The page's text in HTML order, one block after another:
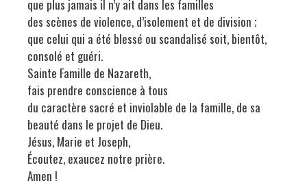
que plus jamais il n’y ait dans les familles
des scènes de violence, d’isolement et de division ;
que celui qui a été blessé ou scandalisé soit, bientôt,
consolé et guéri.
Sainte Famille de Nazareth,
fais prendre conscience à tous
du caractère sacré et inviolable de la famille, de sa
beauté dans le projet de Dieu.
Jésus, Marie et Joseph,
Écoutez, exaucez notre prière.
Amen !